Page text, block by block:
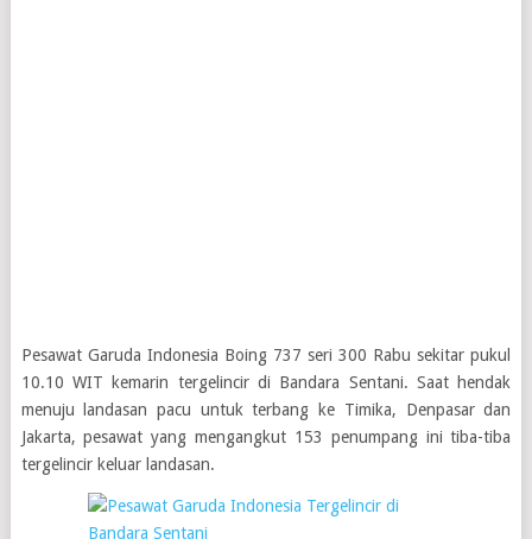
Pesawat Garuda Indonesia Boing 737 seri 300 Rabu sekitar pukul
10.10 WIT kemarin tergelincir di Bandara Sentani. Saat hendak
menuju landasan pacu untuk terbang ke Timika, Denpasar dan
Jakarta, pesawat yang mengangkut 153 penumpang ini tiba-tiba
tergelincir keluar landasan.